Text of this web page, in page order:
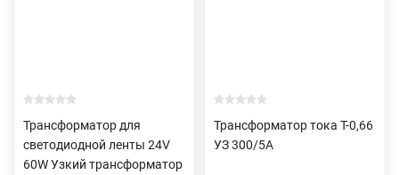
Трансформатор для
светодиодной ленты 24V
60W Узкий трансформатор
Трансформатор тока Т-0,66
УЗ 300/5А